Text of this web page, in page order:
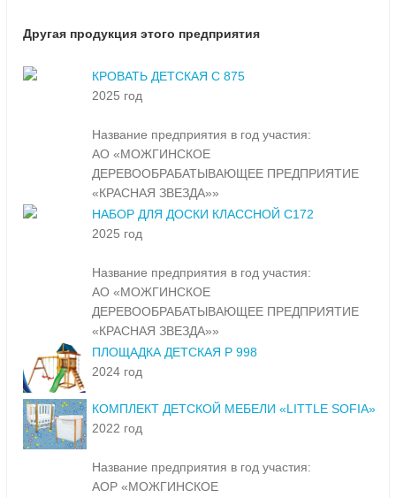
Другая продукция этого предприятия
КРОВАТЬ ДЕТСКАЯ С 875
2025 год
Название предприятия в год участия:
АО «МОЖГИНСКОЕ
ДЕРЕВООБРАБАТЫВАЮЩЕЕ ПРЕДПРИЯТИЕ
«КРАСНАЯ ЗВЕЗДА»»
НАБОР ДЛЯ ДОСКИ КЛАССНОЙ С172
2025 год
Название предприятия в год участия:
АО «МОЖГИНСКОЕ
ДЕРЕВООБРАБАТЫВАЮЩЕЕ ПРЕДПРИЯТИЕ
«КРАСНАЯ ЗВЕЗДА»»
ПЛОЩАДКА ДЕТСКАЯ Р 998
2024 год
КОМПЛЕКТ ДЕТСКОЙ МЕБЕЛИ «LITTLE SOFIA»
2022 год
Название предприятия в год участия:
АОР «МОЖГИНСКОЕ